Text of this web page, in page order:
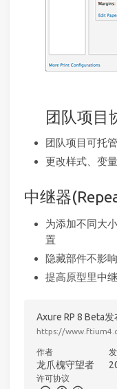
团队项目
团队项目可托
更改样式、变
中继器
为添加不同大
置
隐藏部件不影
提高原型里中
Axure RP 8 Beta
https://
作者
龙爪槐守望者
许可协议